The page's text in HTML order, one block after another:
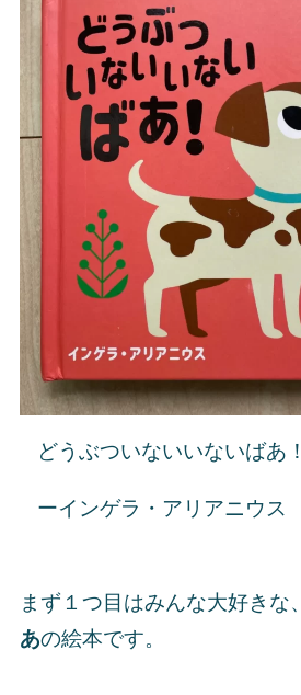
どうぶついないいないばあ！
ーインゲラ・アリアニウス
まず１つ目はみんな大好きな、
あの絵本です。